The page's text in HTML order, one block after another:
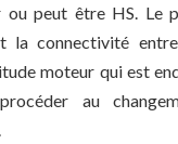
ou peut être HS. Le
la connectivité
moteur qui est
au